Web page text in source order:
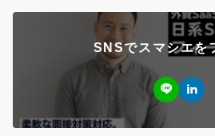
SNSでスマシエを